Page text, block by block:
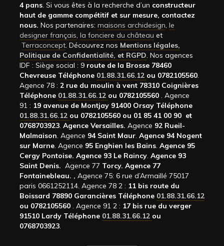
4 pans. Si vous êtes à la recherche d’un constructeur
haut de gamme compétitif et sur mesure, contactez
nous. Nos partenaires: maisons archidesign, le
designer français, la fonciere du château et
Terraconcept. Découvrez nos Mentions légales,
Politique de Confidentialité, et RGPD. Nos agences
IDF : Siège social : 9 route de la Brosse 78460
Chevreuse Téléphone 01.88.31.66.12 ou 0782105560.
Agence 78 : 2 rue du moulin à vent 78310 Coignières
Téléphone 01.88.31.66.12 ou 0782105560 . Agence
91 : 19 avenue de Montjay 91400 Orsay Téléphone
01.88.31.66.12 ou 0782105560 ou 01 85 41 00 90 et
0768703923. Agence Versailles. Agence 92 Rueil-
Malmaison. Agence 94 Saint Maur. Agence 94 Nogent
sur Marne. Agence 95 Enghien les Bains. Agence 95
Cergy Pontoise. Agence 93 Le Raincy. Agence 93
Saint Denis. Agence 77 Torcy. Agence 77
Fontainebleau. , Agence 75: 6 rue d’Armaillé 75017
paris 0661252114. Agence 78 2 : 11 bis route du
Boissard 78890 Garancières Téléphone 01.88.31.66.12
ou 0782105560 . Agence 91 2 : 17 bis rue du verger
91510 Lardy Téléphone 01.88.31.66.12 ou
0768703923.